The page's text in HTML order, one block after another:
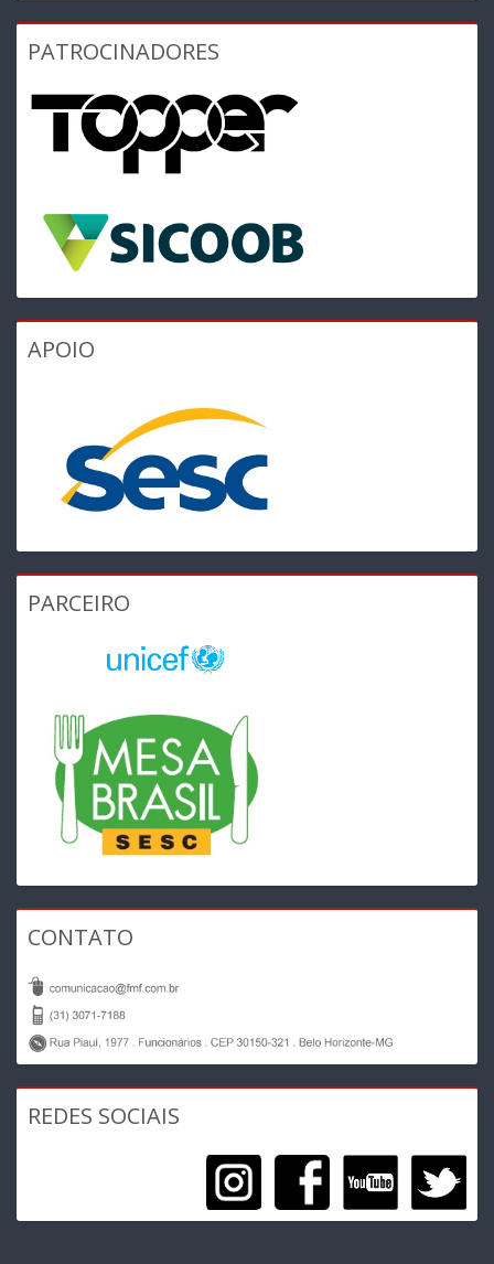
PATROCINADORES
APOIO
PARCEIRO
CONTATO
REDES SOCIAIS